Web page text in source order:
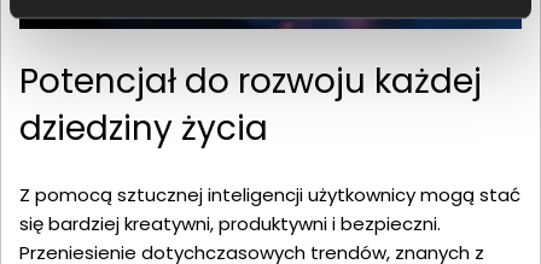
Potencjał do rozwoju każdej
dziedziny życia
Z pomocą sztucznej inteligencji użytkownicy mogą stać
się bardziej kreatywni, produktywni i bezpieczni.
Przeniesienie dotychczasowych trendów, znanych z